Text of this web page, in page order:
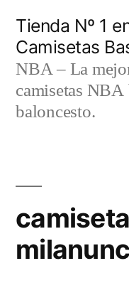
contenido
Tienda Nº 1
Camisetas
NBA – La
camisetas NBA
baloncesto.